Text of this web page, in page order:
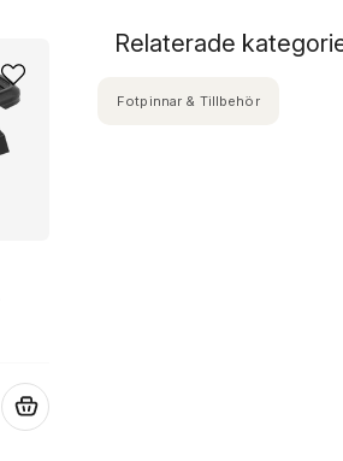
Relaterade
Fotpinnar & Tillbehör